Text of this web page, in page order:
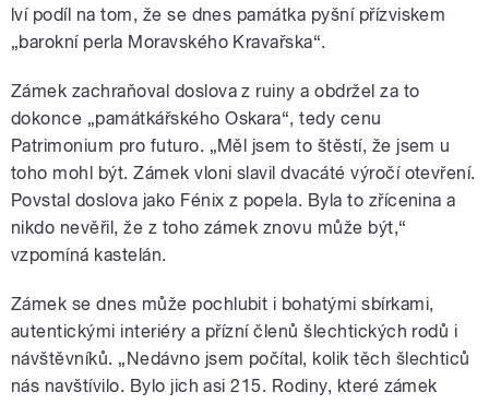
lví podíl na tom, že se dnes památka pyšní přízviskem
„barokní perla Moravského Kravařska“.
Zámek zachraňoval doslova z ruiny a obdržel za to
dokonce „památkářského Oskara“, tedy cenu
Patrimonium pro futuro. „Měl jsem to štěstí, že jsem u
toho mohl být. Zámek vloni slavil dvacáté výročí otevření.
Povstal doslova jako Fénix z popela. Byla to zřícenina a
nikdo nevěřil, že z toho zámek znovu může být,“
vzpomíná kastelán.
Zámek se dnes může pochlubit i bohatými sbírkami,
autentickými interiéry a přízní členů šlechtických rodů i
návštěvníků. „Nedávno jsem počítal, kolik těch šlechticů
nás navštívilo. Bylo jich asi 215. Rodiny, které zámek